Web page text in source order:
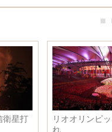
リオオリンピック開幕式